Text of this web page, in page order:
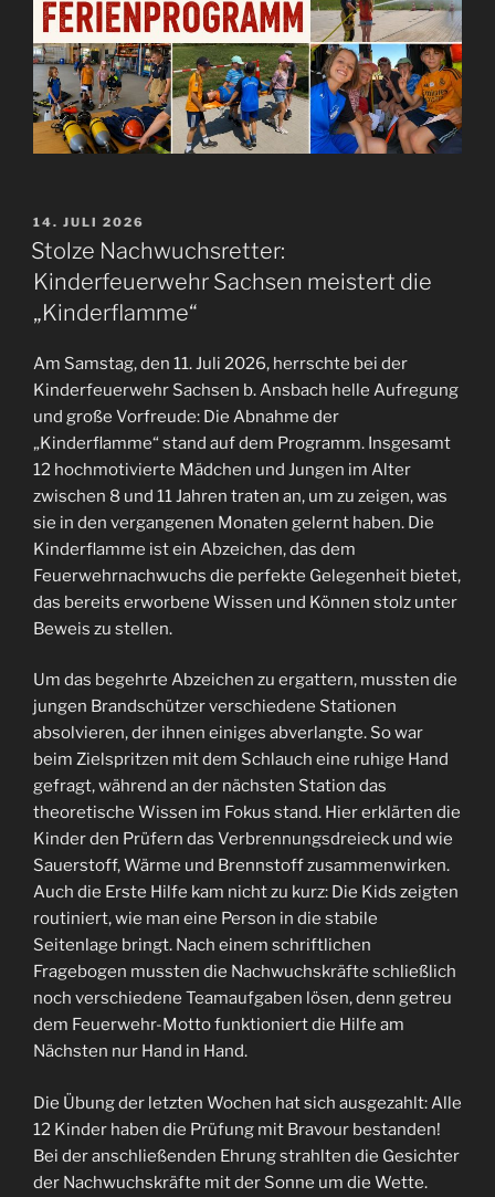
VERÖFFENTLICHT
AM
14. JULI 2026
Stolze Nachwuchsretter:
Kinderfeuerwehr Sachsen meistert die
„Kinderflamme“
Am Samstag, den 11. Juli 2026, herrschte bei der
Kinderfeuerwehr Sachsen b. Ansbach helle Aufregung
und große Vorfreude: Die Abnahme der
„Kinderflamme“ stand auf dem Programm. Insgesamt
12 hochmotivierte Mädchen und Jungen im Alter
zwischen 8 und 11 Jahren traten an, um zu zeigen, was
sie in den vergangenen Monaten gelernt haben. Die
Kinderflamme ist ein Abzeichen, das dem
Feuerwehrnachwuchs die perfekte Gelegenheit bietet,
das bereits erworbene Wissen und Können stolz unter
Beweis zu stellen.
Um das begehrte Abzeichen zu ergattern, mussten die
jungen Brandschützer verschiedene Stationen
absolvieren, der ihnen einiges abverlangte. So war
beim Zielspritzen mit dem Schlauch eine ruhige Hand
gefragt, während an der nächsten Station das
theoretische Wissen im Fokus stand. Hier erklärten die
Kinder den Prüfern das Verbrennungsdreieck und wie
Sauerstoff, Wärme und Brennstoff zusammenwirken.
Auch die Erste Hilfe kam nicht zu kurz: Die Kids zeigten
routiniert, wie man eine Person in die stabile
Seitenlage bringt. Nach einem schriftlichen
Fragebogen mussten die Nachwuchskräfte schließlich
noch verschiedene Teamaufgaben lösen, denn getreu
dem Feuerwehr-Motto funktioniert die Hilfe am
Nächsten nur Hand in Hand.
Die Übung der letzten Wochen hat sich ausgezahlt: Alle
12 Kinder haben die Prüfung mit Bravour bestanden!
Bei der anschließenden Ehrung strahlten die Gesichter
der Nachwuchskräfte mit der Sonne um die Wette.